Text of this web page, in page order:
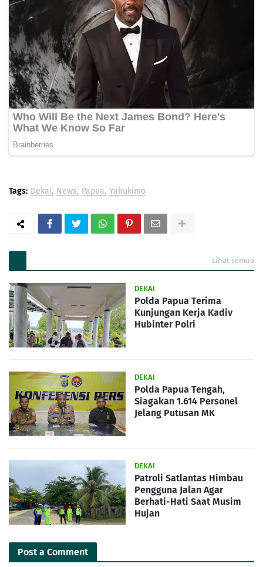
Tags: Dekai News Papua Yahukimo
Lihat semua
DEKAI
Polda Papua Terima
Kunjungan Kerja Kadiv
Hubinter Polri
DEKAI
Polda Papua Tengah,
Siagakan 1.614 Personel
Jelang Putusan MK
DEKAI
Patroli Satlantas Himbau
Pengguna Jalan Agar
Berhati-Hati Saat Musim
Hujan
Post a Comment